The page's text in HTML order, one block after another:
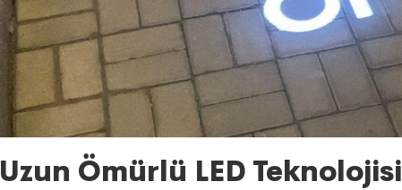
Uzun Ömürlü LED Teknolojisi